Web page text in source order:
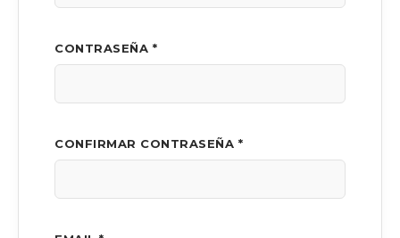
CONTRASEÑA *
CONFIRMAR CONTRASEÑA *